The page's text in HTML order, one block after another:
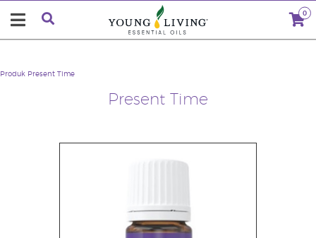
0
Present Time
Produk Present Time